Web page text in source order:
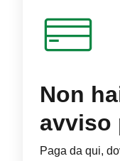
Non
avviso
Paga da qui,